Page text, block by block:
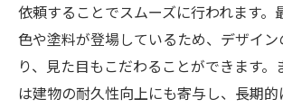
依頼することでスムーズに行われます。
色や塗料が登場しているため、デザイ
り、見た目もこだわることができます。
は建物の耐久性向上にも寄与し、長期